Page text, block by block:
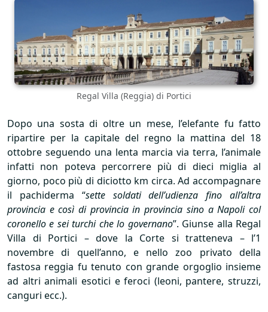
Regal Villa (Reggia) di Portici
Dopo una sosta di oltre un mese, l’elefante fu fatto
ripartire per la capitale del regno la mattina del 18
ottobre seguendo una lenta marcia via terra, l’animale
infatti non poteva percorrere più di dieci miglia al
giorno, poco più di diciotto km circa. Ad accompagnare
il pachiderma “sette soldati dell’udienza fino all’altra
provincia e così di provincia in provincia sino a Napoli col
coronello e sei turchi che lo governano”. Giunse alla Regal
Villa di Portici – dove la Corte si tratteneva – l’1
novembre di quell’anno, e nello zoo privato della
fastosa reggia fu tenuto con grande orgoglio insieme
ad altri animali esotici e feroci (leoni, pantere, struzzi,
canguri ecc.).